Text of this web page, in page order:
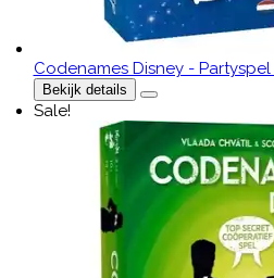
Codenames Disney - Partyspel
Bekijk details
Sale!